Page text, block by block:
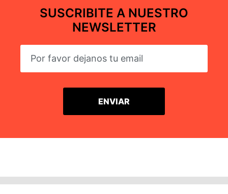
SUSCRIBITE A NUESTRO
NEWSLETTER